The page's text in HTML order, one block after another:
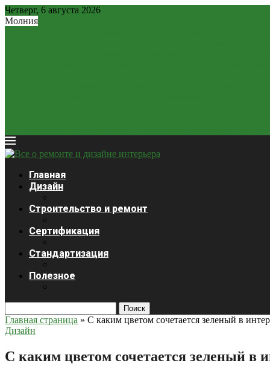
Четверг, 6 августа 2026
Молния
Главная
Дизайн
Строительство и ремонт
Сертификация
Стандартизация
Полезное
Поиск
Главная страница » С каким цветом сочетается зеленый в
Дизайн
С каким цветом сочетается зеленый в